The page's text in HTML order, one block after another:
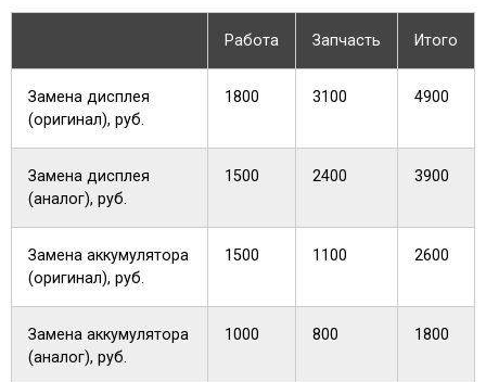
Работа Запчасть Итого
Замена дисплея
(оригинал), руб.
1800 3100 4900
Замена дисплея
(аналог), руб.
1500 2400 3900
Замена аккумулятора
(оригинал), руб.
1500 1100 2600
Замена аккумулятора
(аналог), руб.
1000 800 1800